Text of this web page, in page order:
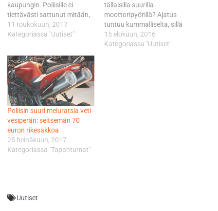
kaupungin. Poliisille ei
tiettävästi sattunut mitään,
eikä hän tarvinnut
sairaalahoitoa.
11 toukokuun, 2017
Kategoriassa "Uutiset"
tällaisilla suurilla
moottoripyörillä? Ajatus
tuntuu kummalliselta, sillä
pyörän on pakko olla varsin
vaikea käsiteltävä. Tämä
15 elokuun, 2016
Kategoriassa "Uutiset"
Poliisin suuri meluratsia veti
vesiperän: seitsemän 70
euron rikesakkoa
25 heinäkuun, 2017
Kategoriassa "Tapahtumat"
Uutiset